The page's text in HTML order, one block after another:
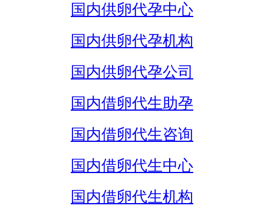
国内供卵代孕中心
国内供卵代孕机构
国内供卵代孕公司
国内借卵代生助孕
国内借卵代生咨询
国内借卵代生中心
国内借卵代生机构